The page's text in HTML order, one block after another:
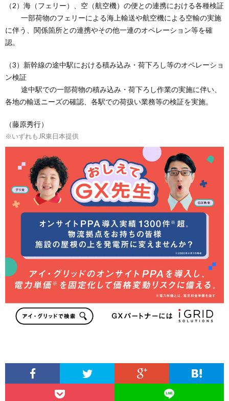
（2）海（フェリー）、空（航空機）の便との連携における各種検証
一部荷物のフェリーによる海上輸送や航空機による空輸の実施
に伴う、関係箇所との連携やその他一連のオペレーション等を確
認。
（3）新幹線の途中駅における積み込み・荷下ろし等のオペレーショ
ン検証
途中駅での一部荷物の積み込み・荷下ろし作業の実施に伴い、
各地の輸送ニーズの確認、各駅での荷扱い業務等の検証を実施。
（藤原秀行）
※いずれもJR東日本提供